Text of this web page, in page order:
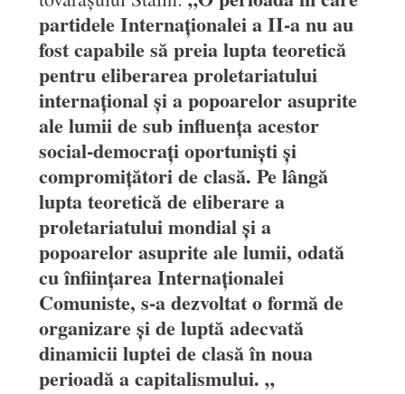
partidele Internaționalei a II-a nu au
fost capabile să preia lupta teoretică
pentru eliberarea proletariatului
internațional și a popoarelor asuprite
ale lumii de sub influența acestor
social-democrați oportuniști și
compromițători de clasă. Pe lângă
lupta teoretică de eliberare a
proletariatului mondial și a
popoarelor asuprite ale lumii, odată
cu înființarea Internaționalei
Comuniste, s-a dezvoltat o formă de
organizare și de luptă adecvată
dinamicii luptei de clasă în noua
perioadă a capitalismului. „